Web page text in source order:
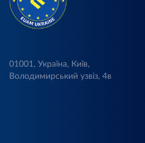
01001, Україна, Київ,
Володимирський узвіз, 4в